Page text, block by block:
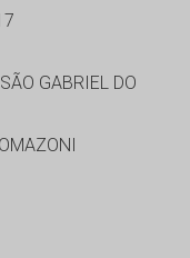
GABRIEL DO